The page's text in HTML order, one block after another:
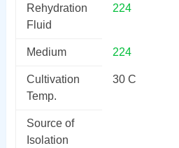
Rehydration
Fluid
224
Medium 224
Cultivation
Temp.
30 C
Source of
Isolation